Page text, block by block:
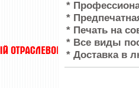
*
*
* Печать на
* Все виды
* Доставка в